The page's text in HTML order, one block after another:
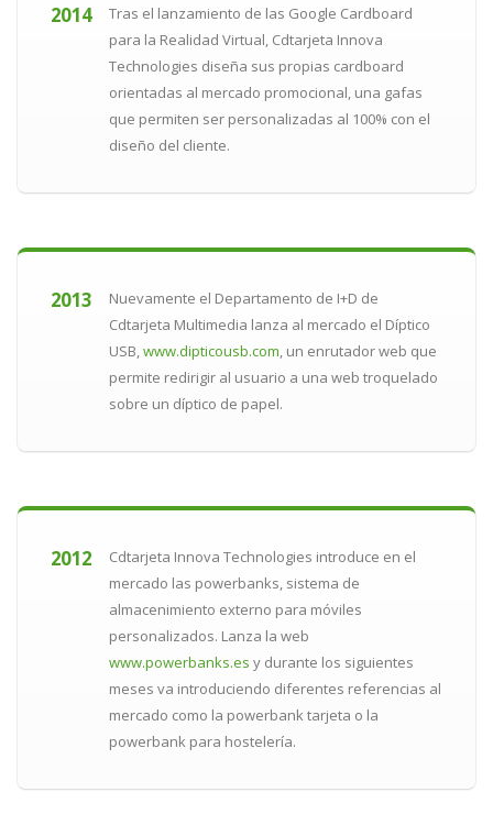
2014
Tras el lanzamiento de las Google Cardboard
para la Realidad Virtual, Cdtarjeta Innova
Technologies diseña sus propias cardboard
orientadas al mercado promocional, una gafas
que permiten ser personalizadas al 100% con el
diseño del cliente.
2013
Nuevamente el Departamento de I+D de
Cdtarjeta Multimedia lanza al mercado el Díptico
USB, www.dipticousb.com , un enrutador web que
permite redirigir al usuario a una web troquelado
sobre un díptico de papel.
2012
Cdtarjeta Innova Technologies introduce en el
mercado las powerbanks, sistema de
almacenimiento externo para móviles
personalizados. Lanza la web
www.powerbanks.es y durante los siguientes
meses va introduciendo diferentes referencias al
mercado como la powerbank tarjeta o la
powerbank para hostelería.